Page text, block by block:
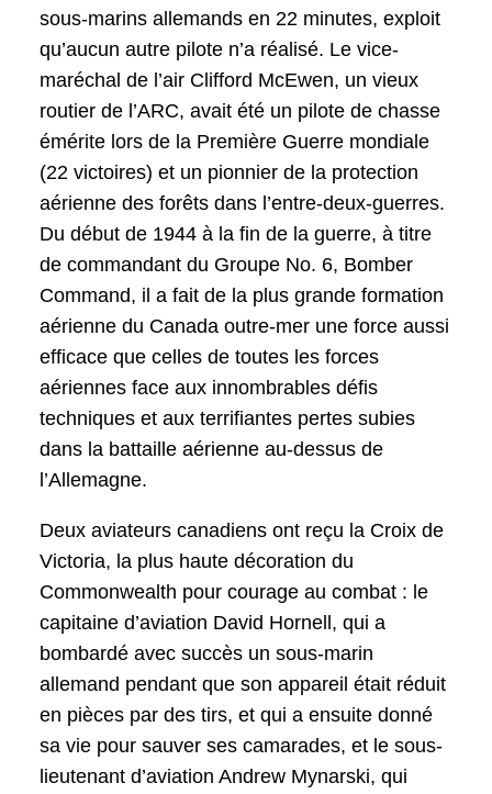
sous-marins allemands en 22 minutes, exploit
qu’aucun autre pilote n’a réalisé. Le vice-
maréchal de l’air Clifford McEwen, un vieux
routier de l’ARC, avait été un pilote de chasse
émérite lors de la Première Guerre mondiale
(22 victoires) et un pionnier de la protection
aérienne des forêts dans l’entre-deux-guerres.
Du début de 1944 à la fin de la guerre, à titre
de commandant du Groupe No. 6, Bomber
Command, il a fait de la plus grande formation
aérienne du Canada outre-mer une force aussi
efficace que celles de toutes les forces
aériennes face aux innombrables défis
techniques et aux terrifiantes pertes subies
dans la battaille aérienne au-dessus de
l’Allemagne.
Deux aviateurs canadiens ont reçu la Croix de
Victoria, la plus haute décoration du
Commonwealth pour courage au combat : le
capitaine d’aviation David Hornell, qui a
bombardé avec succès un sous-marin
allemand pendant que son appareil était réduit
en pièces par des tirs, et qui a ensuite donné
sa vie pour sauver ses camarades, et le sous-
lieutenant d’aviation Andrew Mynarski, qui